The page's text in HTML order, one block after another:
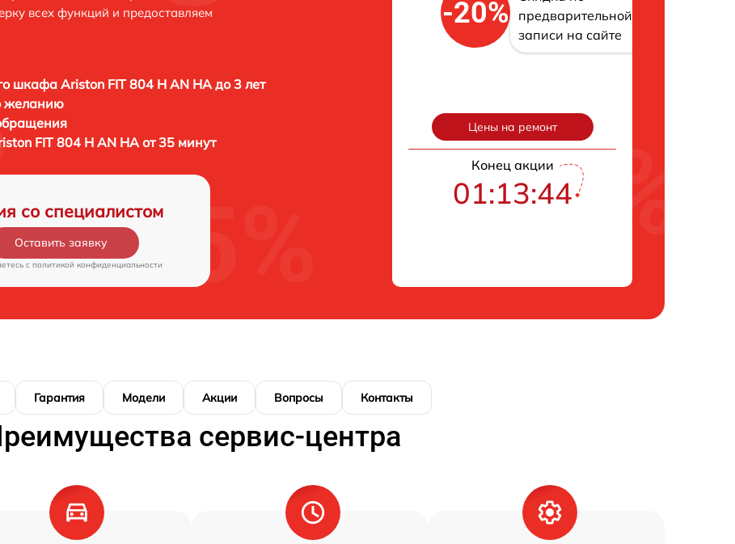
всех функций и предоставляем
шкафа Ariston FIT 804 H AN HA до 3 лет
желанию
FIT 804 H AN HA от 35 минут
со специалистом
Оставить заявку
c политикой конфиденциальности
-20%
предварительной
записи на сайте
Цены на ремонт
Конец акции
01:13:43
Гарантия Модели Акции Вопросы Контакты
сервис-центра